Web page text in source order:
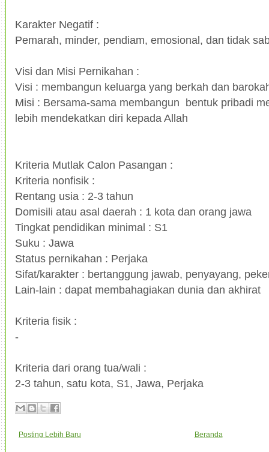
Karakter Negatif :
Pemarah, minder, pendiam, emosional, dan tidak
Visi dan Misi Pernikahan :
Visi : membangun keluarga yang berkah dan
Misi : Bersama-sama membangun bentuk pribadi
lebih mendekatkan diri kepada Allah
Kriteria Mutlak Calon Pasangan :
Kriteria nonfisik :
Rentang usia : 2-3 tahun
Domisili atau asal daerah : 1 kota dan orang jawa
Tingkat pendidikan minimal : S1
Suku : Jawa
Status pernikahan : Perjaka
Sifat/karakter : bertanggung jawab, penyayang,
Lain-lain : dapat membahagiakan dunia dan akhirat
Kriteria fisik :
-
Kriteria dari orang tua/wali :
2-3 tahun, satu kota, S1, Jawa, Perjaka
Posting Lebih Baru Beranda